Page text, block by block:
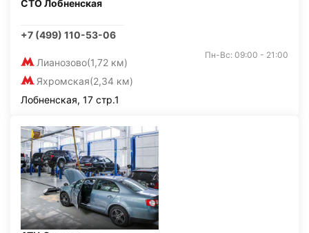
СТО Лобненская
+7 (499) 110-53-06
Лианозово(1,72 км)
Яхромская(2,34 км)
Пн-Вс: 09:00 - 21:00
Лобненская, 17 стр.1